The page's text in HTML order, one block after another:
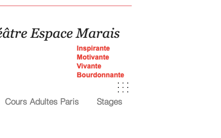
Cours Adultes Paris Stages